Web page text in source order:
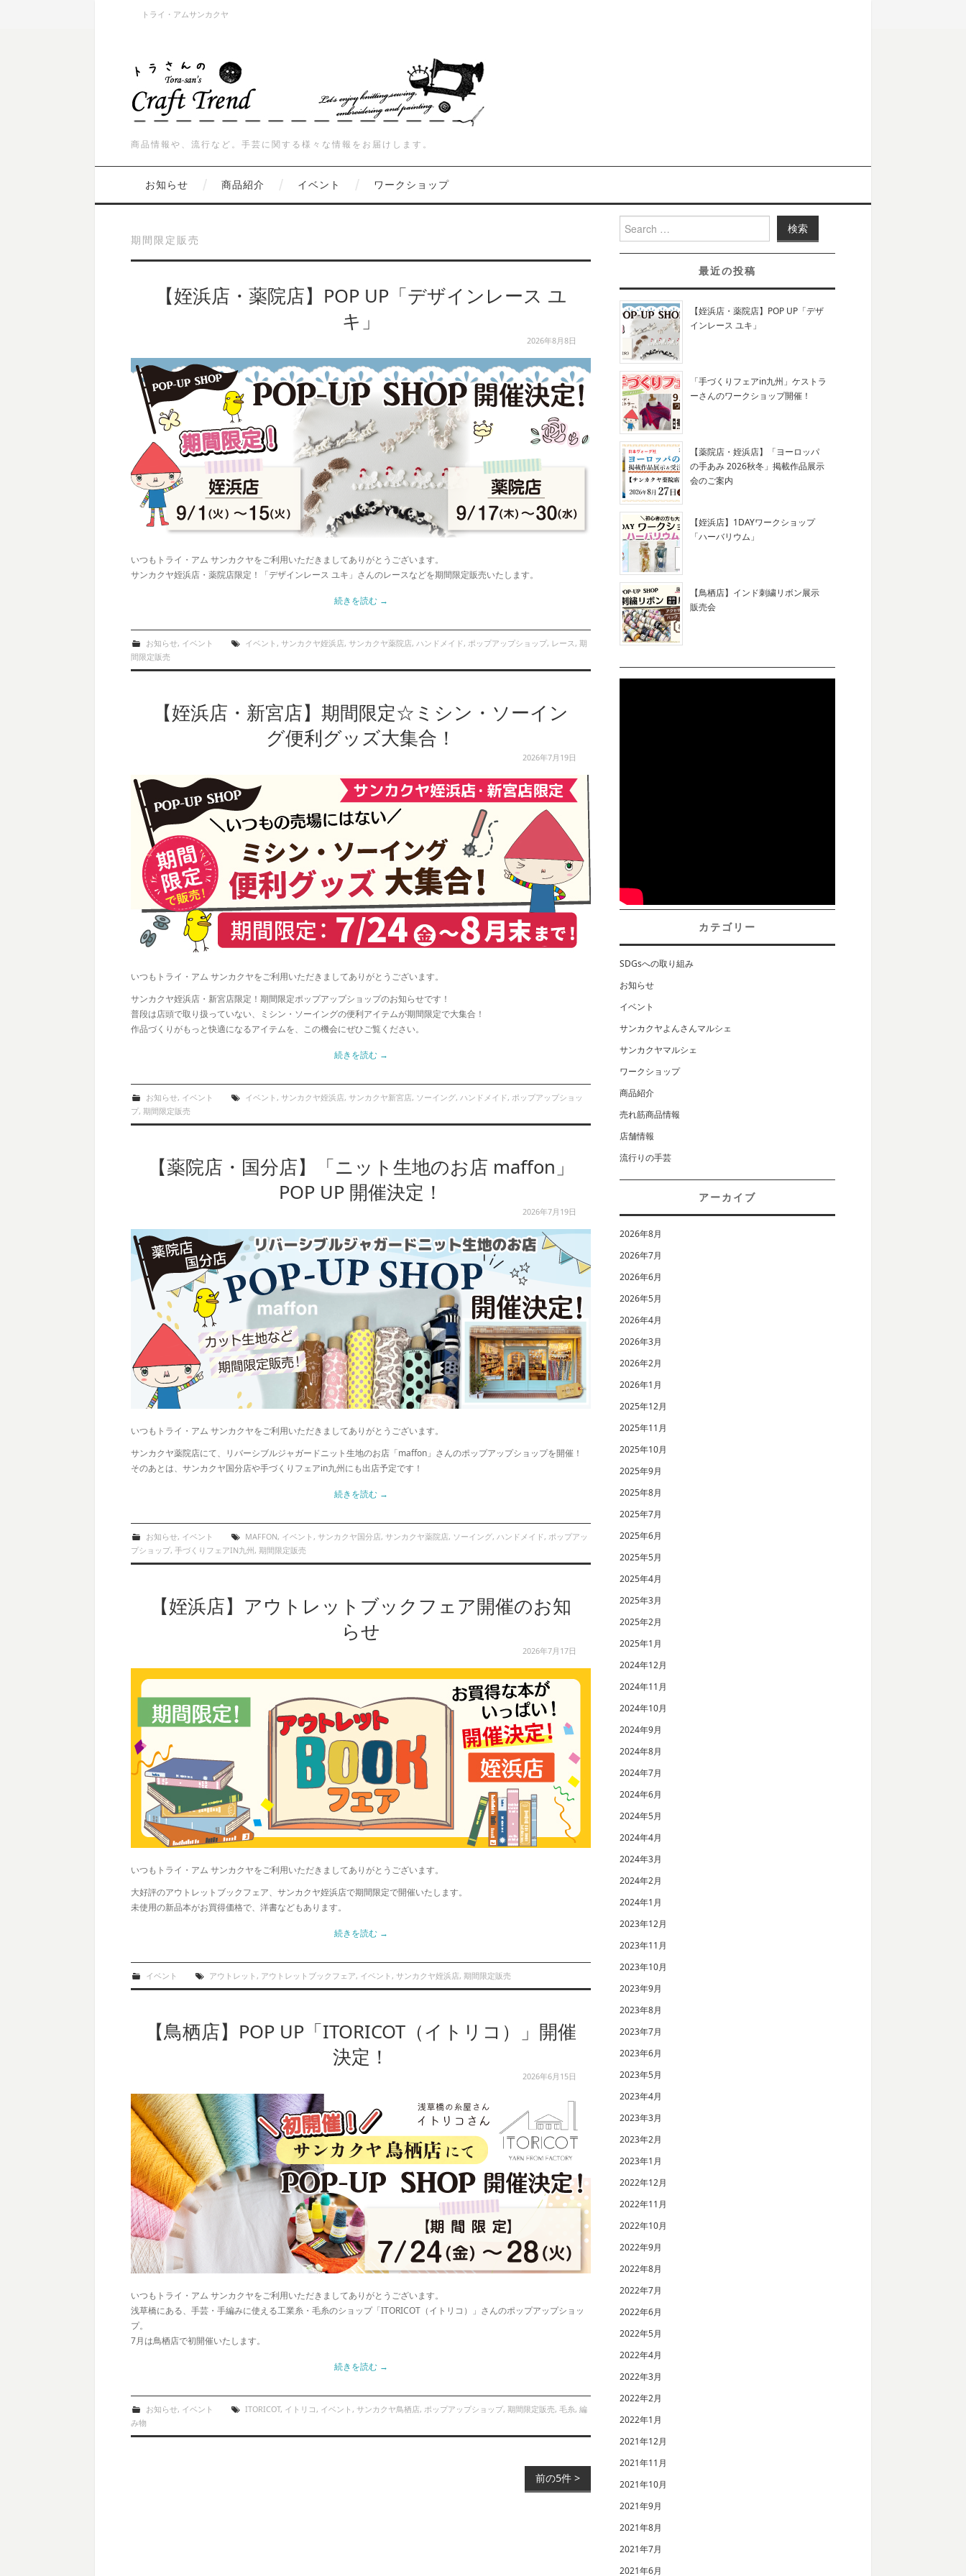
トライ・アムサンカクヤ
商品情報や、流行など。手芸に関する様々な情報をお届けします。
お知らせ 商品紹介 イベント ワークショップ
期間限定販売
【姪浜店・薬院店】POP UP「デザインレース ユ
キ」
2026年8月8日
いつもトライ・アム サンカクヤをご利用いただきましてありがとうございます。
サンカクヤ姪浜店・薬院店限定！「デザインレース ユキ」さんのレースなどを期間限定販売いたします。
続きを読む →
お知らせ, イベント イベント , サンカクヤ姪浜店, サンカクヤ薬院店, ハンドメイド, ポップアップショップ, レース, 期
間限定販売
【姪浜店・新宮店】期間限定☆ミシン・ソーイン
グ便利グッズ大集合！
2026年7月19日
いつもトライ・アム サンカクヤをご利用いただきましてありがとうございます。
サンカクヤ姪浜店・新宮店限定！期間限定ポップアップショップのお知らせです！
普段は店頭で取り扱っていない、ミシン・ソーイングの便利アイテムが期間限定で大集合！
作品づくりがもっと快適になるアイテムを、この機会にぜひご覧ください。
続きを読む →
お知らせ, イベント イベント , サンカクヤ姪浜店, サンカクヤ新宮店, ソーイング, ハンドメイド, ポップアップショッ
プ, 期間限定販売
【薬院店・国分店】「ニット生地のお店 maffon」
POP UP 開催決定！
2026年7月19日
いつもトライ・アム サンカクヤをご利用いただきましてありがとうございます。
サンカクヤ薬院店にて、リバーシブルジャガードニット生地のお店「maffon」さんのポップアップショップを開催！
そのあとは、サンカクヤ国分店や手づくりフェアin九州にも出店予定です！
続きを読む →
お知らせ, イベント MAFFON, イベント , サンカクヤ国分店, サンカクヤ薬院店, ソーイング, ハンドメイド, ポップアッ
プショップ, 手づくりフェアIN九州, 期間限定販売
【姪浜店】アウトレットブックフェア開催のお知
らせ
2026年7月17日
いつもトライ・アム サンカクヤをご利用いただきましてありがとうございます。
大好評のアウトレットブックフェア、サンカクヤ姪浜店で期間限定で開催いたします。
未使用の新品本がお買得価格で、洋書などもあります。
続きを読む →
イベント アウトレット , アウトレットブックフェア, イベント , サンカクヤ姪浜店, 期間限定販売
【鳥栖店】POP UP「ITORICOT（イトリコ）」開催
決定！
2026年6月15日
いつもトライ・アム サンカクヤをご利用いただきましてありがとうございます。
浅草橋にある、手芸・手編みに使える工業糸・毛糸のショップ「ITORICOT（イトリコ）」さんのポップアップショッ
プ。
7月は鳥栖店で初開催いたします。
続きを読む →
お知らせ, イベント ITORICOT, イトリコ , イベント , サンカクヤ鳥栖店, ポップアップショップ, 期間限定販売, 毛糸, 編
み物
前の5件 >
Search for:
最近の投稿
【姪浜店・薬院店】POP UP「デザ
インレース ユキ」
「手づくりフェアin九州」ケストラ
ーさんのワークショップ開催！
【薬院店・姪浜店】「ヨーロッパ
の手あみ 2026秋冬」掲載作品展示
会のご案内
【姪浜店】1DAYワークショップ
「ハーバリウム」
【鳥栖店】インド刺繍リボン展示
販売会
カテゴリー
SDGsへの取り組み
お知らせ
イベント
サンカクヤよんさんマルシェ
サンカクヤマルシェ
ワークショップ
商品紹介
売れ筋商品情報
店舗情報
流行りの手芸
アーカイブ
2026年8月
2026年7月
2026年6月
2026年5月
2026年4月
2026年3月
2026年2月
2026年1月
2025年12月
2025年11月
2025年10月
2025年9月
2025年8月
2025年7月
2025年6月
2025年5月
2025年4月
2025年3月
2025年2月
2025年1月
2024年12月
2024年11月
2024年10月
2024年9月
2024年8月
2024年7月
2024年6月
2024年5月
2024年4月
2024年3月
2024年2月
2024年1月
2023年12月
2023年11月
2023年10月
2023年9月
2023年8月
2023年7月
2023年6月
2023年5月
2023年4月
2023年3月
2023年2月
2023年1月
2022年12月
2022年11月
2022年10月
2022年9月
2022年8月
2022年7月
2022年6月
2022年5月
2022年4月
2022年3月
2022年2月
2022年1月
2021年12月
2021年11月
2021年10月
2021年9月
2021年8月
2021年7月
2021年6月